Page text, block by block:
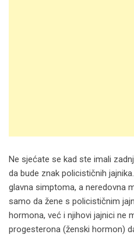
Ne sjećate se kad ste imali
da bude znak policističnih
glavna simptoma, a neredovna
samo da žene s policističnim
hormona, već i njihovi jajnici ne
progesterona (ženski hormon)